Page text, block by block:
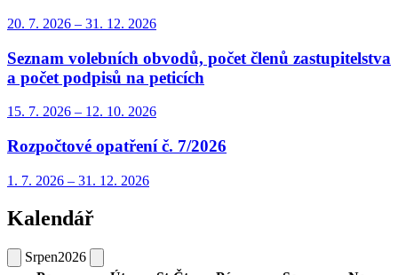
20. 7. 2026 – 31. 12. 2026
Seznam volebních obvodů, počet členů zastupitelstva
a počet podpisů na peticích
15. 7. 2026 – 12. 10. 2026
Rozpočtové opatření č. 7/2026
1. 7. 2026 – 31. 12. 2026
Kalendář
Srpen2026